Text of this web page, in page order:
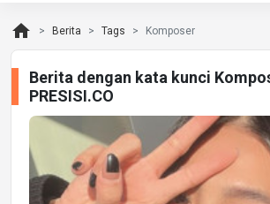
home Berita Tags Komposer
Berita dengan kata kunci
PRESISI.CO